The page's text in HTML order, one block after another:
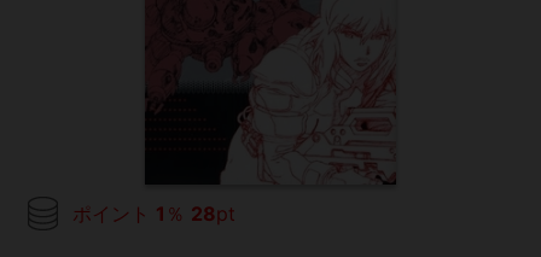
ポイント 1 ％ 28pt